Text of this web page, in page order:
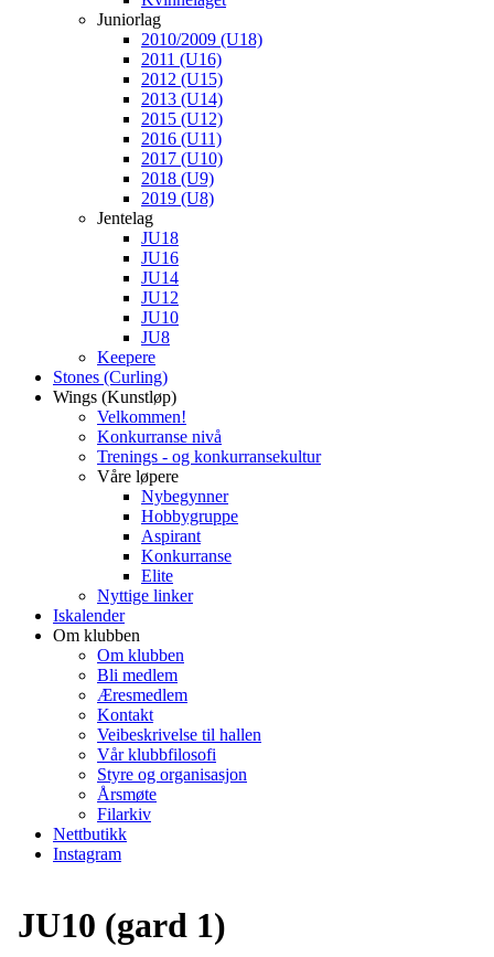
Juniorlag
2010/2009 (U18)
2011 (U16)
2012 (U15)
2013 (U14)
2015 (U12)
2016 (U11)
2017 (U10)
2018 (U9)
2019 (U8)
Jentelag
JU18
JU16
JU14
JU12
JU10
JU8
Keepere
Stones (Curling)
Wings (Kunstløp)
Velkommen!
Konkurranse nivå
Trenings - og konkurransekultur
Våre løpere
Nybegynner
Hobbygruppe
Aspirant
Konkurranse
Elite
Nyttige linker
Iskalender
Om klubben
Om klubben
Bli medlem
Æresmedlem
Kontakt
Veibeskrivelse til hallen
Vår klubbfilosofi
Styre og organisasjon
Årsmøte
Filarkiv
Nettbutikk
Instagram
JU10 (gard 1)